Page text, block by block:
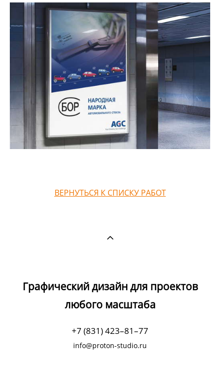
ВЕРНУТЬСЯ К СПИСКУ РАБОТ
Графический дизайн для проектов
любого масштаба
+7 (831) 423–81–77
info@proton-studio.ru